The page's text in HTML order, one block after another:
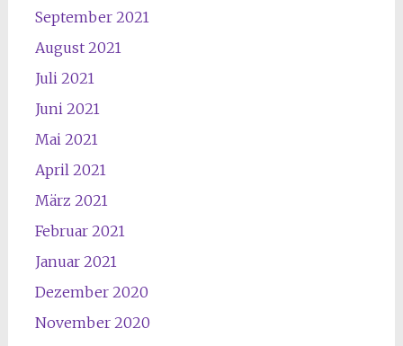
September 2021
August 2021
Juli 2021
Juni 2021
Mai 2021
April 2021
März 2021
Februar 2021
Januar 2021
Dezember 2020
November 2020